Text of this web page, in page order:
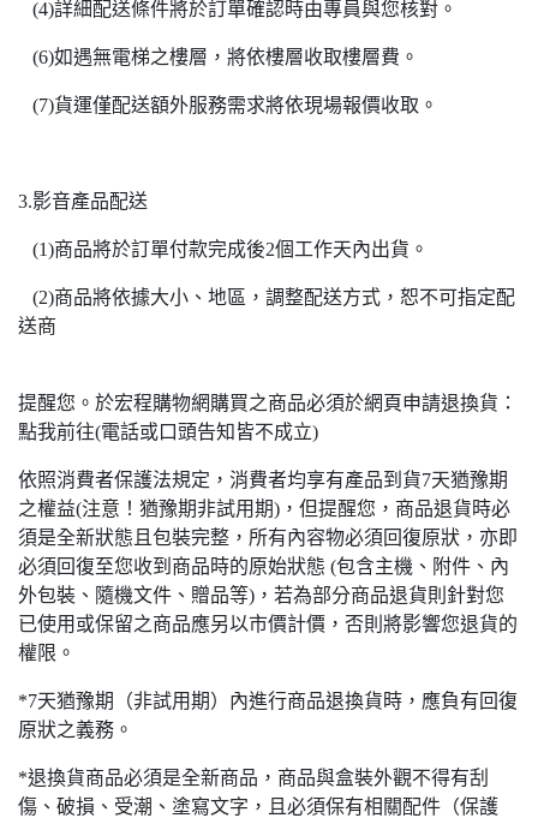
(4)詳細配送條件將於訂單確認時由專員與您核對。
(6)如遇無電梯之樓層，將依樓層收取樓層費。
(7)貨運僅配送額外服務需求將依現場報價收取。
3.影音產品配送
(1)商品將於訂單付款完成後2個工作天內出貨。
(2)商品將依據大小、地區，調整配送方式，恕不可指定配
送商
提醒您。於宏程購物網購買之商品必須於網頁申請退換貨：
點我前往(電話或口頭告知皆不成立)
依照消費者保護法規定，消費者均享有產品到貨7天猶豫期
之權益(注意！猶豫期非試用期)，但提醒您，商品退貨時必
須是全新狀態且包裝完整，所有內容物必須回復原狀，亦即
必須回復至您收到商品時的原始狀態 (包含主機、附件、內
外包裝、隨機文件、贈品等)，若為部分商品退貨則針對您
已使用或保留之商品應另以市價計價，否則將影響您退貨的
權限。
*7天猶豫期（非試用期）內進行商品退換貨時，應負有回復
原狀之義務。
*退換貨商品必須是全新商品，商品與盒裝外觀不得有刮
傷、破損、受潮、塗寫文字，且必須保有相關配件（保護